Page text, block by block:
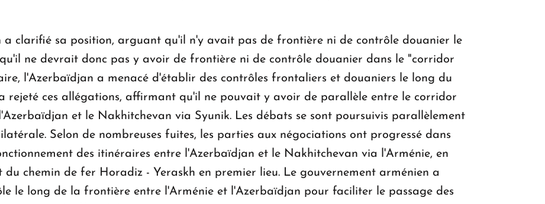
a clarifié sa position, arguant qu'il n'y avait pas de frontière ni de contrôle douanier le
ne devrait donc pas y avoir de frontière ni de contrôle douanier dans le "corridor
l'Azerbaïdjan a menacé d'établir des contrôles frontaliers et douaniers le long du
rejeté ces allégations, affirmant qu'il ne pouvait y avoir de parallèle entre le corridor
et le Nakhitchevan via Syunik. Les débats se sont poursuivis parallèlement
Selon de nombreuses fuites, les parties aux négociations ont progressé dans
des itinéraires entre l'Azerbaïdjan et le Nakhitchevan via l'Arménie, en
chemin de fer Horadiz - Yeraskh en premier lieu. Le gouvernement arménien a
le long de la frontière entre l'Arménie et l'Azerbaïdjan pour faciliter le passage des